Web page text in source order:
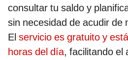
consultar tu saldo y
sin necesidad de acudir de
El servicio es gratuito y
horas del día, facilitando el